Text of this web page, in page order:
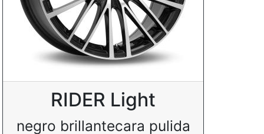
RIDER Light
negro brillantecara pulida